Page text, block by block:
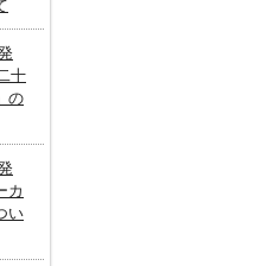
十
の
カ
い